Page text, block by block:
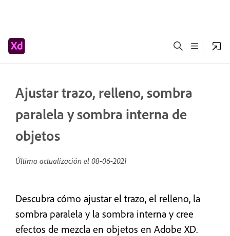
Ajustar trazo, relleno, sombra
paralela y sombra interna de
objetos
Última actualización el 08-06-2021
Descubra cómo ajustar el trazo, el relleno, la
sombra paralela y la sombra interna y cree
efectos de mezcla en objetos en Adobe XD.